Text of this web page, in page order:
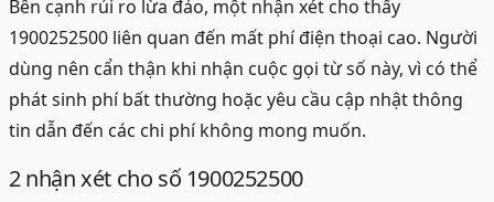
Bên cạnh rủi ro lừa đảo, một nhận xét cho thấy
1900252500 liên quan đến mất phí điện thoại cao. Người
dùng nên cẩn thận khi nhận cuộc gọi từ số này, vì có thể
phát sinh phí bất thường hoặc yêu cầu cập nhật thông
tin dẫn đến các chi phí không mong muốn.
2nhận xét cho số 1900252500